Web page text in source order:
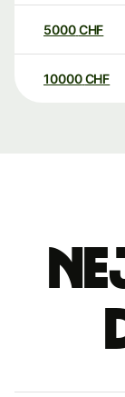
5000CHF
10000 CHF